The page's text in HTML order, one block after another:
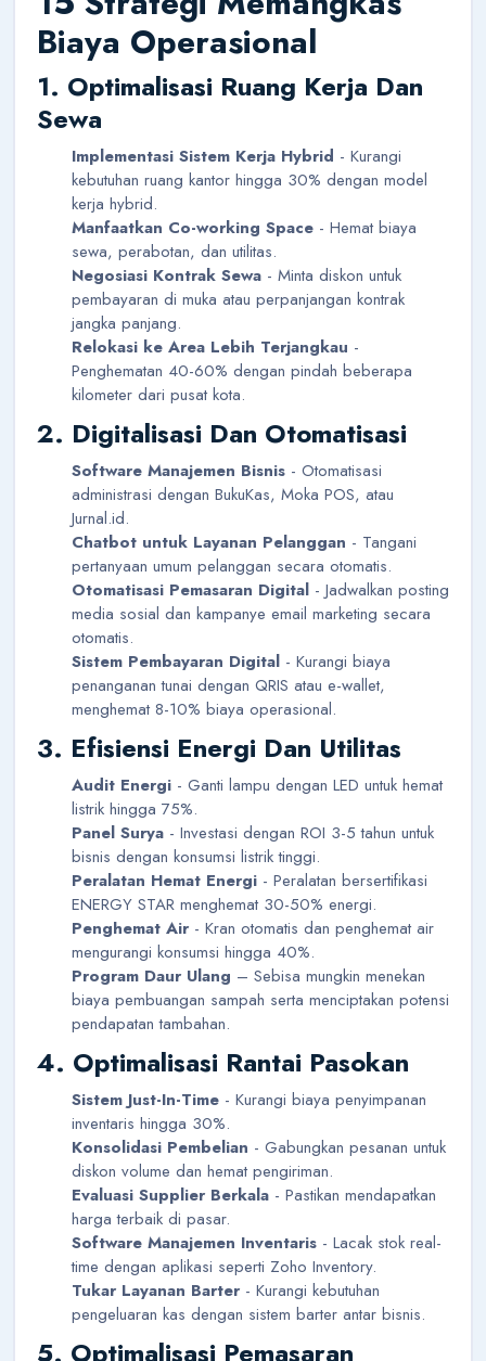
Biaya Operasional
1. Optimalisasi Ruang Kerja Dan
Sewa
Implementasi Sistem Kerja Hybrid - Kurangi
kebutuhan ruang kantor hingga 30% dengan model
kerja hybrid.
Manfaatkan Co-working Space - Hemat biaya
sewa, perabotan, dan utilitas.
Negosiasi Kontrak Sewa - Minta diskon untuk
pembayaran di muka atau perpanjangan kontrak
jangka panjang.
Relokasi ke Area Lebih Terjangkau -
Penghematan 40-60% dengan pindah beberapa
kilometer dari pusat kota.
2. Digitalisasi Dan Otomatisasi
Software Manajemen Bisnis - Otomatisasi
administrasi dengan BukuKas, Moka POS, atau
Jurnal.id.
Chatbot untuk Layanan Pelanggan - Tangani
pertanyaan umum pelanggan secara otomatis.
Otomatisasi Pemasaran Digital - Jadwalkan posting
media sosial dan kampanye email marketing secara
otomatis.
Sistem Pembayaran Digital - Kurangi biaya
penanganan tunai dengan QRIS atau e-wallet,
menghemat 8-10% biaya operasional.
3. Efisiensi Energi Dan Utilitas
Audit Energi - Ganti lampu dengan LED untuk hemat
listrik hingga 75%.
Panel Surya - Investasi dengan ROI 3-5 tahun untuk
bisnis dengan konsumsi listrik tinggi.
Peralatan Hemat Energi - Peralatan bersertifikasi
ENERGY STAR menghemat 30-50% energi.
Penghemat Air - Kran otomatis dan penghemat air
mengurangi konsumsi hingga 40%.
Program Daur Ulang – Sebisa mungkin menekan
biaya pembuangan sampah serta menciptakan potensi
pendapatan tambahan.
4. Optimalisasi Rantai Pasokan
Sistem Just-In-Time - Kurangi biaya penyimpanan
inventaris hingga 30%.
Konsolidasi Pembelian - Gabungkan pesanan untuk
diskon volume dan hemat pengiriman.
Evaluasi Supplier Berkala - Pastikan mendapatkan
harga terbaik di pasar.
Software Manajemen Inventaris - Lacak stok real-
time dengan aplikasi seperti Zoho Inventory.
Tukar Layanan Barter - Kurangi kebutuhan
pengeluaran kas dengan sistem barter antar bisnis.
5. Optimalisasi Pemasaran